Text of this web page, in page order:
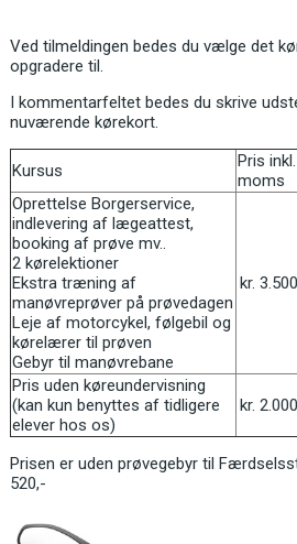
Ved tilmeldingen bedes du vælge det
opgradere til.
I kommentarfeltet bedes du skrive
nuværende kørekort.
Kursus
Pris inkl.
moms
Oprettelse Borgerservice,
indlevering af lægeattest,
booking af prøve mv..
2 kørelektioner
Ekstra træning af
manøvreprøver på prøvedagen
Leje af motorcykel, følgebil og
kørelærer til prøven
Gebyr til manøvrebane
kr.
Pris uden køreundervisning
(kan kun benyttes af tidligere
elever hos os)
kr.
Prisen er uden prøvegebyr til
520,-